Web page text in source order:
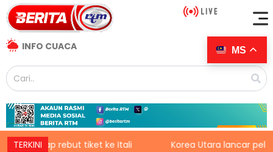
INFO CUACA
TERKINI
ke Itali Korea Utara lancar peluru berpandu balistik
MS